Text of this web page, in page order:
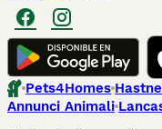
Pets4Homes
Annunci Animali